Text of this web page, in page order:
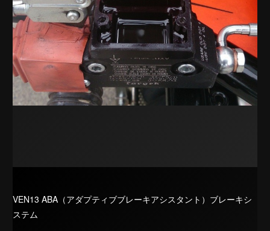
VEN13 ABA（アダプティブブレーキアシスタント）ブレーキシ
ステム